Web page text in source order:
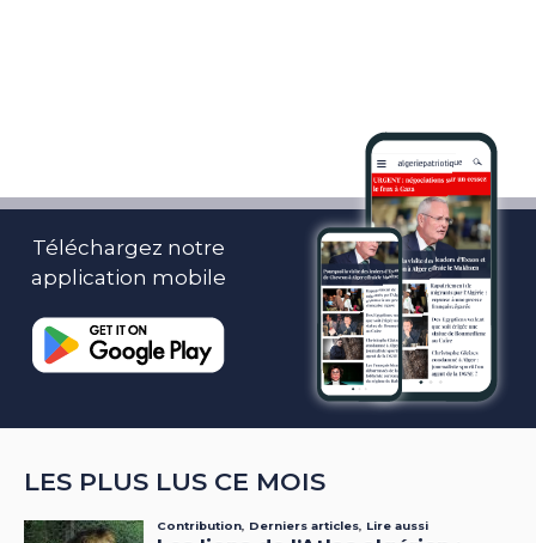
Téléchargez notre
application mobile
LES PLUS LUS CE MOIS